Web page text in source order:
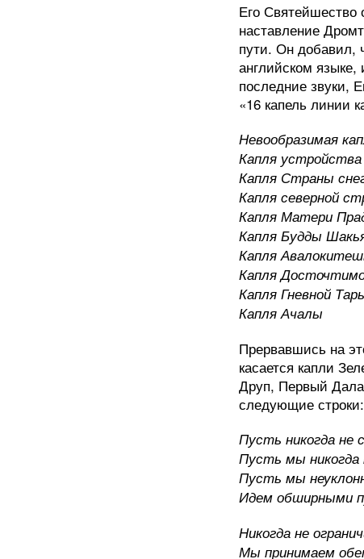
Его
наставление
пути. Он добавил,
английском
последние звуки,
«16 капель линии
Невообразимая
Капля
Капля Страны
Капля северной
Капля Матери
Капля Будды
Капля
Капля
Капля Гневной
Капля Ачалы
Прервавшись на
касается капли
Друп, Первый
следующие строки:
Пусть никогда не
Пусть мы никогда
Пусть мы
Идем обширными
Никогда не
Мы принимаем